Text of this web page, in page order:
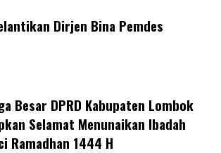
Dirjen Bina Pemdes
Besar DPRD Kabupaten Lombok
Selamat Menunaikan Ibadah
Ramadhan 1444 H